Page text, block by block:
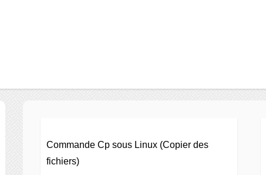
Commande Cp sous Linux (Copier des
fichiers)